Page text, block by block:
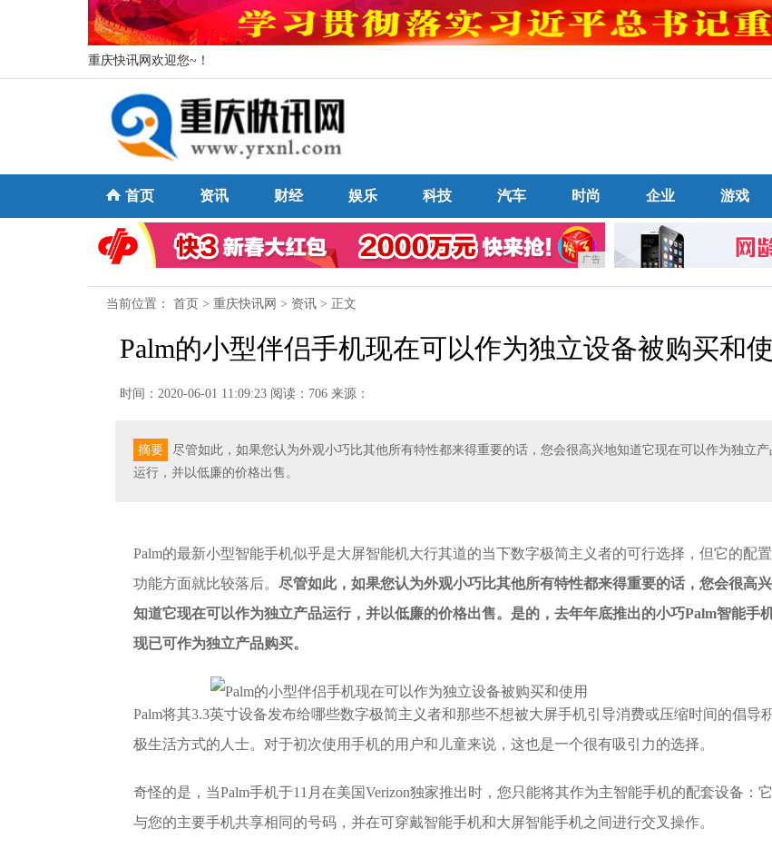
重庆快讯网欢迎您~！
首页 资讯 财经 娱乐 科技 汽车 时尚 企业 游戏
广告
当前位置： 首页 > 重庆快讯网 > 资讯 > 正文
Palm的小型伴侣手机现在可以作为独立设备被购买和
时间：2020-06-01 11:09:23 阅读：706 来源：
摘要
尽管如此，如果您认为外观小巧比其他所有特性都来得重要的话，您会很高兴地知道它现在可以作为独立产
运行，并以低廉的价格出售。
Palm的最新小型智能手机似乎是大屏智能机大行其道的当下数字极简主义者的可行选择，但它的配
功能方面就比较落后。 尽管如此，如果您认为外观小巧比其他所有特性都来得重要的话，您会很高
知道它现在可以作为独立产品运行，并以低廉的价格出售。是的，去年年底推出的小巧Palm智能手
现已可作为独立产品购买。
Palm将其3.3英寸设备发布给哪些数字极简主义者和那些不想被大屏手机引导消费或压缩时间的倡导
极生活方式的人士。对于初次使用手机的用户和儿童来说，这也是一个很有吸引力的选择。
奇怪的是，当Palm手机于11月在美国Verizon独家推出时，您只能将其作为主智能手机的配套设备：它
与您的主要手机共享相同的号码，并在可穿戴智能手机和大屏智能手机之间进行交叉操作。